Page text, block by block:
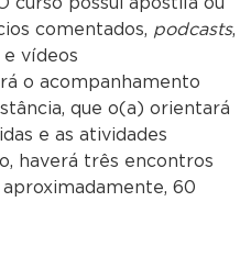
comentados, podcasts,
vídeos
o acompanhamento
que o(a) orientará
e as atividades
haverá três encontros
60